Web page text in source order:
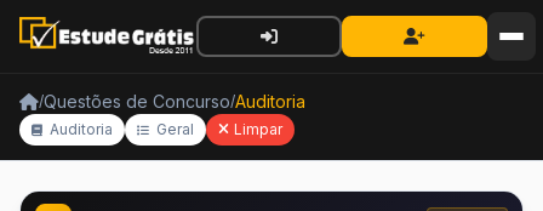
/Questões de Concurso/Auditoria
Auditoria Geral Limpar